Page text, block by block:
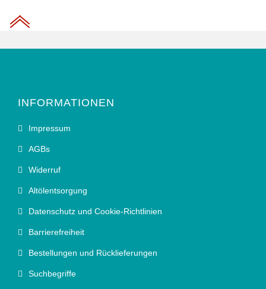
INFORMATIONEN
Impressum
AGBs
Widerruf
Altölentsorgung
Datenschutz und Cookie-Richtlinien
Barrierefreiheit
Bestellungen und Rücklieferungen
Suchbegriffe